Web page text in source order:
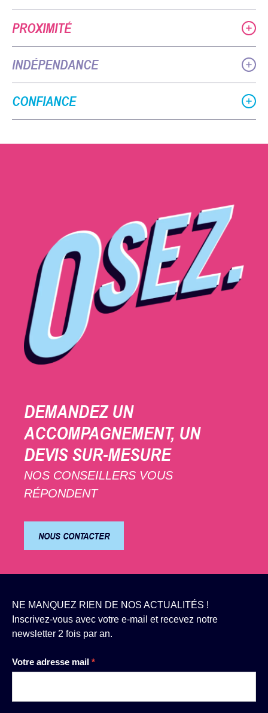
PROXIMITÉ
INDÉPENDANCE
CONFIANCE
DEMANDEZ UN
ACCOMPAGNEMENT, UN
DEVIS SUR-MESURE
NOS CONSEILLERS VOUS
RÉPONDENT
NOUS CONTACTER
NE MANQUEZ RIEN DE NOS ACTUALITÉS !
Inscrivez-vous avec votre e-mail et recevez notre
newsletter 2 fois par an.
Votre adresse mail *